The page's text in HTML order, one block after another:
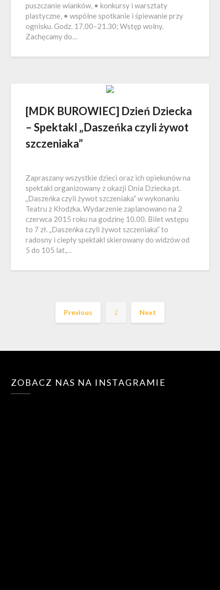
puszczanie wianków, • konkursy i warsztaty
plastyczne, • wspólne spotkanie i śpiewanie przy
ognisku. Godz. 17.00–21.30; Wstęp wolny.
Zachęcamy do…
[MDK BUROWIEC] Dzień Dziecka
– Spektakl „Daszeńka czyli żywot
szczeniaka”
Zapraszany wszystkie dzieci oraz ich opiekunów na
spektakl organizowany z okazji Dnia Dziecka pt.
„Daszeńka czyli żywot szczeniaka” w wykonaniu
Teatru z Kłodzka. Wydarzenie zaplanowano na 2
czerwca 2015 roku na godzinę 10.00. Bilet wstępu
to 7 zł. „Daszeńka czyli żywot szczeniaka” to
radosny i ciepły spektakl skierowany do widzów od
5 do 105 lat,…
Previous 2 Next
ZOBACZ NAS NA INSTAGRAMIE